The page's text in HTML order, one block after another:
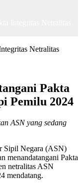
Pakta
Pemilu 2024
ASN yang sedang
Sipil Negara (ASN)
menandatangani Pakta
netralitas ASN
mendatang.